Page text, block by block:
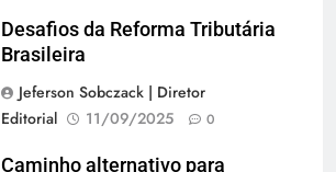
Desafios da Reforma Tributária
Brasileira
Jeferson Sobczack | Diretor
Editorial
11/09/2025 0
Caminho alternativo para